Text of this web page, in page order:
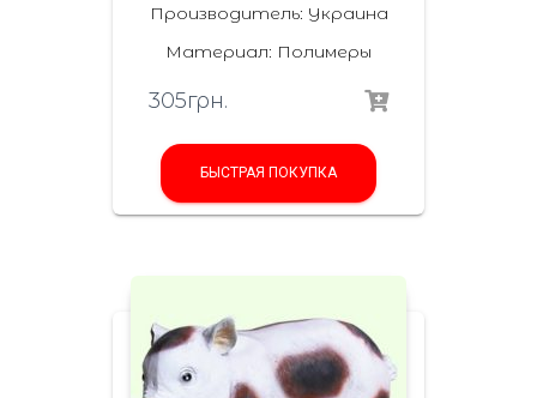
Производитель: Украина
Материал: Полимеры
305грн.
БЫСТРАЯ ПОКУПКА